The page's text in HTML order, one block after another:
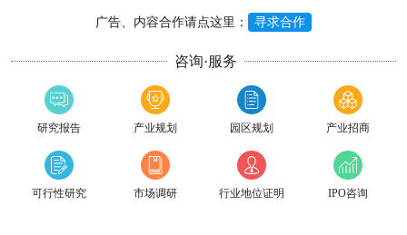
广告、内容合作请点这里： 寻求合作
咨询·服务
研究报告 产业规划 园区规划 产业招商
可行性研究 市场调研 行业地位证明 IPO咨询